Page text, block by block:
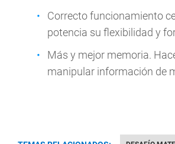
Correcto funcionamiento
potencia su flexibilidad y
Más y mejor memoria.
manipular información de